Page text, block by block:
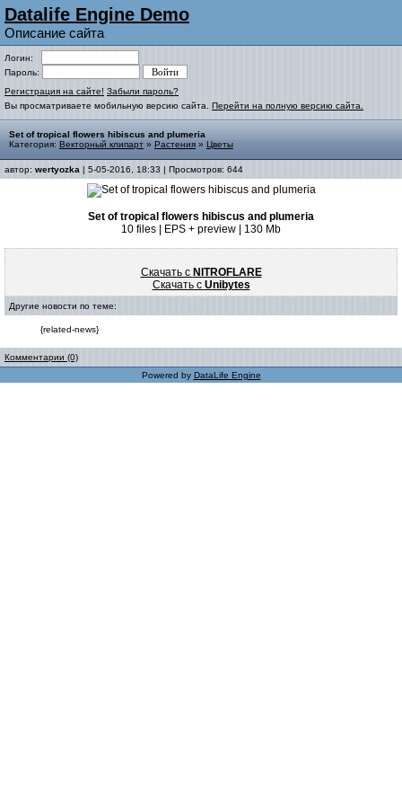
Datalife Engine Demo
Описание сайта
Логин:
Пароль:
Регистрация на сайте! Забыли пароль?
Вы просматриваете мобильную версию сайта. Перейти на полную версию сайта.
Set of tropical flowers hibiscus and plumeria
Категория: Векторный клипарт » Растения » Цветы
автор: wertyozka | 5-05-2016, 18:33 | Просмотров: 644
Set of tropical flowers hibiscus and plumeria
10 files | EPS + preview | 130 Mb
Скачать с NITROFLARE
Скачать с Unibytes
Другие новости по теме:
{related-news}
Комментарии (0)
Powered by DataLife Engine